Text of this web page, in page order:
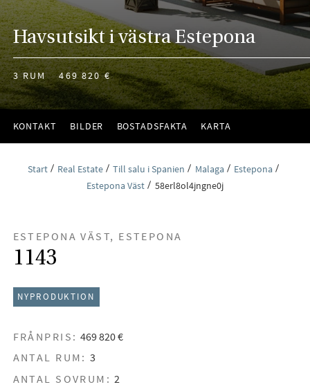
Havsutsikt i västra Estepona
3 RUM 469 820 €
KONTAKT BILDER BOSTADSFAKTA KARTA
Start Real Estate Till salu i Spanien Malaga
Estepona
Estepona Väst
58erl8ol4jngne0j
ESTEPONA VÄST, ESTEPONA
1143
NYPRODUKTION
FRÅNPRIS: 469 820 €
ANTAL RUM: 3
ANTAL SOVRUM: 2